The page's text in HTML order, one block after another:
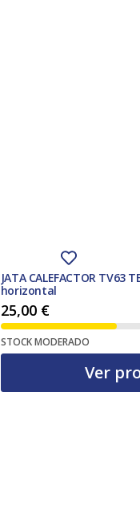
JATA CALEFACTOR TV63
horizontal
25,00 €
STOCK MODERADO
Ver